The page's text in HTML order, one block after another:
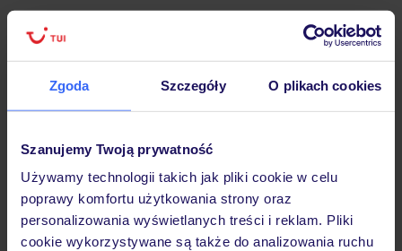
Zgoda Szczegóły O plikach cookies
Szanujemy Twoją prywatność
Używamy technologii takich jak pliki cookie w celu
poprawy komfortu użytkowania strony oraz
personalizowania wyświetlanych treści i reklam. Pliki
cookie wykorzystywane są także do analizowania ruchu
Atrakcje
Ważne informacje
Często zadawane pytania
Jak zmienić uczestników/osobę zgłaszającą?
Czy w Hotelu będzie przedstawiciel TUI?